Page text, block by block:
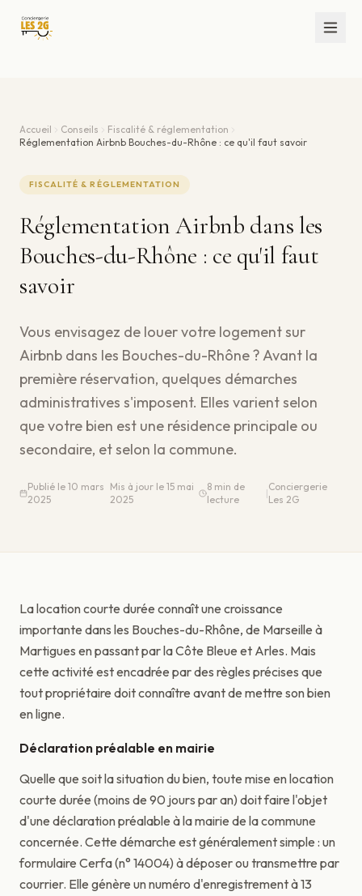
Accueil Conseils
Fiscalité & réglementation
Réglementation Airbnb Bouches-du-Rhône : ce qu'il faut savoir
FISCALITÉ & RÉGLEMENTATION
Réglementation Airbnb dans les
Bouches-du-Rhône : ce qu'il faut
savoir
Vous envisagez de louer votre logement sur
Airbnb dans les Bouches-du-Rhône ? Avant la
première réservation, quelques démarches
administratives s'imposent. Elles varient selon
que votre bien est une résidence principale ou
secondaire, et selon la commune.
Publié le 10 mars
2025
Mis à jour le15 mai
2025
8 min de
lecture
|
Conciergerie
Les 2G
La location courte durée connaît une croissance
importante dans les Bouches-du-Rhône, de Marseille à
Martigues en passant par la Côte Bleue et Arles. Mais
cette activité est encadrée par des règles précises que
tout propriétaire doit connaître avant de mettre son bien
en ligne.
Déclaration préalable en mairie
Quelle que soit la situation du bien, toute mise en location
courte durée (moins de 90 jours par an) doit faire l'objet
d'une déclaration préalable à la mairie de la commune
concernée. Cette démarche est généralement simple : un
formulaire Cerfa (n° 14004) à déposer ou transmettre par
courrier. Elle génère un numéro d'enregistrement à 13